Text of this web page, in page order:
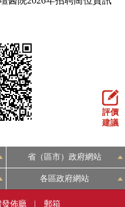
評價
建議
省（區市）政府網站
各區政府網站
佈廳 郵箱